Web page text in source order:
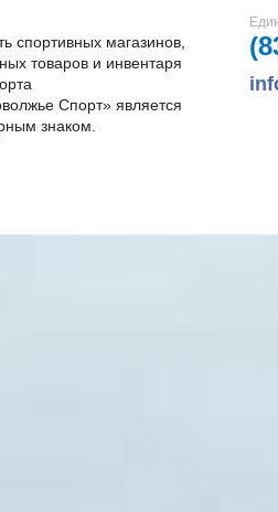
спортивных магазинов,
товаров и инвентаря
Спорт» является
знаком.